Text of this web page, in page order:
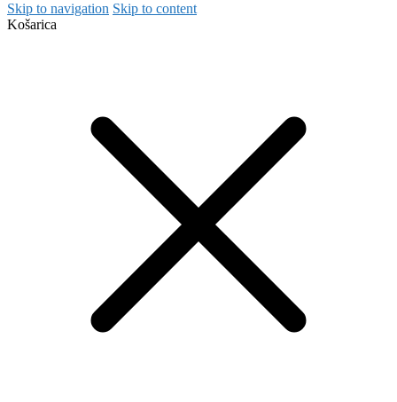
Skip to navigation Skip to content
Košarica